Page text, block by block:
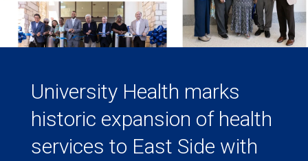
University Health marks
historic expansion of health
services to East Side with